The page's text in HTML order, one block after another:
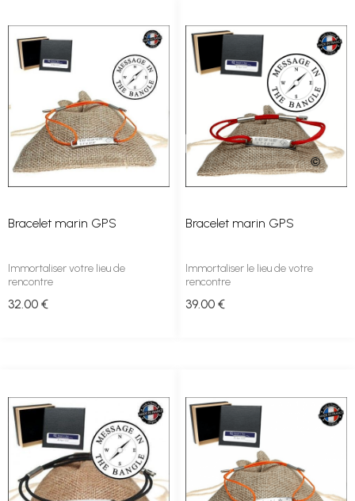
Bracelet marin GPS
Immortaliser votre lieu de
rencontre
32 .00 €
Bracelet marin GPS
Immortaliser le lieu de votre
rencontre
39.00 €